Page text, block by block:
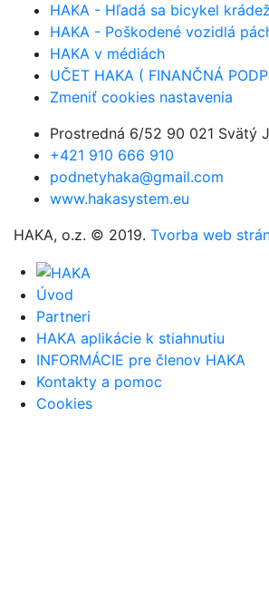
HAKA - Hľadá sa bicykel
HAKA - Poškodené vozidlá
HAKA v médiách
UČET HAKA ( FINANČNÁ
Zmeniť cookies nastavenia
Prostredná 6/52 90 021 Svätý
+421 910 666 910
podnetyhaka@gmail.com
www.hakasystem.eu
HAKA, o.z. © 2019. Tvorba web
Úvod
Partneri
HAKA aplikácie k stiahnutiu
INFORMÁCIE pre členov HAKA
Kontakty a pomoc
Cookies